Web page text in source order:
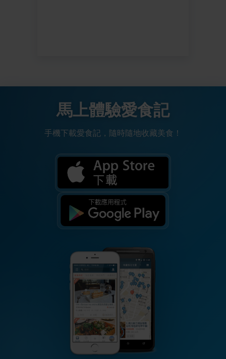
馬上體驗愛食記
手機下載愛食記，隨時隨地收藏美食！